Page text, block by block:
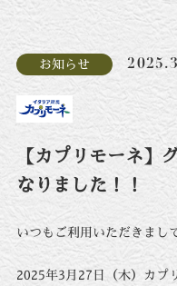
お知らせ
【カプリモーネ】
なりました！！
いつもご利用いただきまし
2025年3月27日（木）カプ